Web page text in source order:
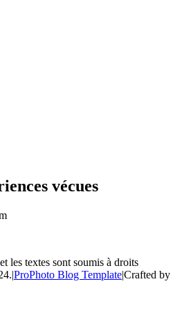
vécues
les textes sont soumis à droits
|ProPhoto Blog Template|Crafted by